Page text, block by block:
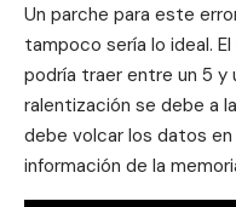
Un parche para este
tampoco sería lo ideal.
podría traer entre un 5 y
ralentización se debe a
debe volcar los datos
información de la